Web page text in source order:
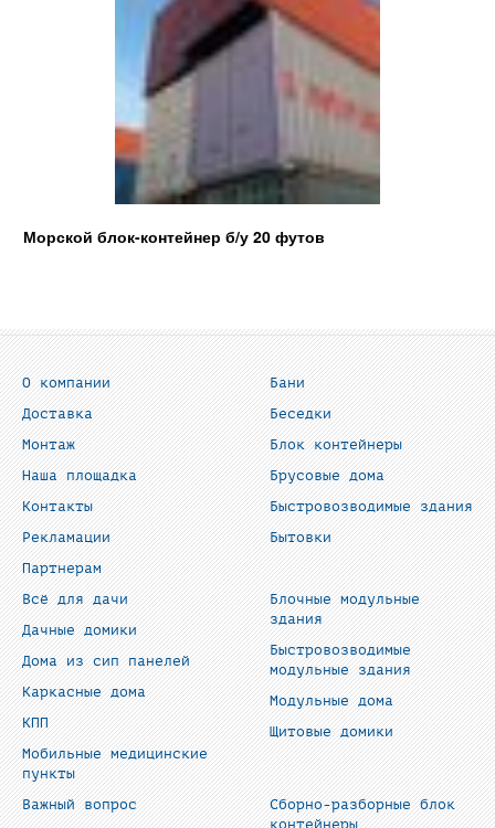
Морской блок-контейнер б/у 20 футов
О компании
Доставка
Монтаж
Наша площадка
Контакты
Рекламации
Партнерам
Бани
Беседки
Блок контейнеры
Брусовые дома
Быстровозводимые здания
Бытовки
Всё для дачи
Дачные домики
Дома из сип панелей
Каркасные дома
КПП
Мобильные медицинские
пункты
Блочные модульные
здания
Быстровозводимые
модульные здания
Модульные дома
Щитовые домики
Важный вопрос
Сборно-разборные блок
контейнеры